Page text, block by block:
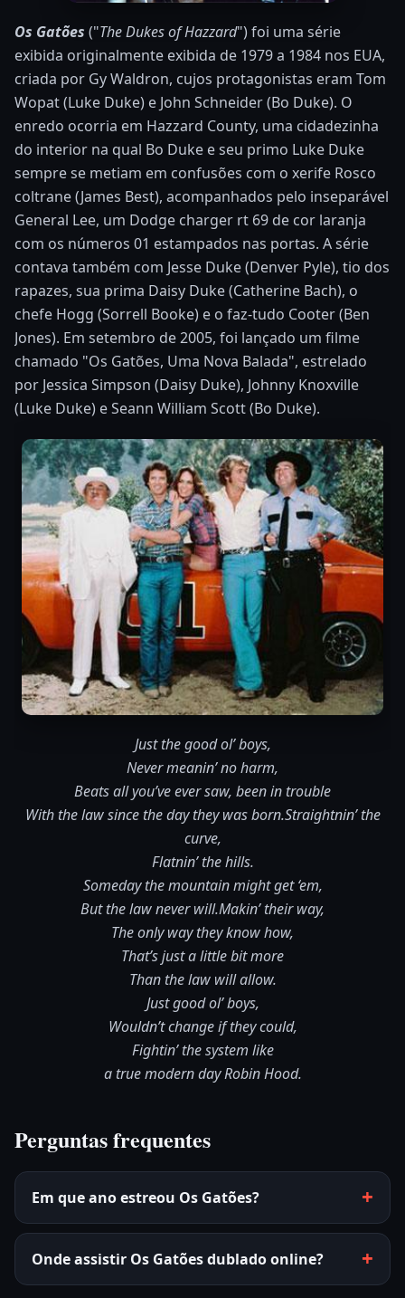
Os Gatões ("The Dukes of Hazzard") foi uma série
exibida originalmente exibida de 1979 a 1984 nos EUA,
criada por Gy Waldron, cujos protagonistas eram Tom
Wopat (Luke Duke) e John Schneider (Bo Duke). O
enredo ocorria em Hazzard County, uma cidadezinha
do interior na qual Bo Duke e seu primo Luke Duke
sempre se metiam em confusões com o xerife Rosco
coltrane (James Best), acompanhados pelo inseparável
General Lee, um Dodge charger rt 69 de cor laranja
com os números 01 estampados nas portas. A série
contava também com Jesse Duke (Denver Pyle), tio dos
rapazes, sua prima Daisy Duke (Catherine Bach), o
chefe Hogg (Sorrell Booke) e o faz-tudo Cooter (Ben
Jones). Em setembro de 2005, foi lançado um filme
chamado "Os Gatões, Uma Nova Balada", estrelado
por Jessica Simpson (Daisy Duke), Johnny Knoxville
(Luke Duke) e Seann William Scott (Bo Duke).
Just the good ol’ boys,
Never meanin’ no harm,
Beats all you’ve ever saw, been in trouble
With the law since the day they was born.Straightnin’ the
curve,
Flatnin’ the hills.
Someday the mountain might get ‘em,
But the law never will.Makin’ their way,
The only way they know how,
That’s just a little bit more
Than the law will allow.
Just good ol’ boys,
Wouldn’t change if they could,
Fightin’ the system like
a true modern day Robin Hood.
Perguntas frequentes
Em que ano estreou Os Gatões?
Onde assistir Os Gatões dublado online?